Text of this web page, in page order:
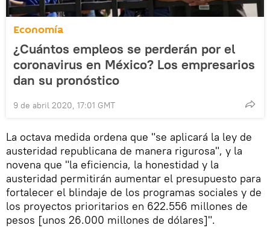
Economía
¿Cuántos empleos se perderán por el
coronavirus en México? Los empresarios
dan su pronóstico
9 de abril 2020, 17:01 GMT
La octava medida ordena que "se aplicará la ley de
austeridad republicana de manera rigurosa", y la
novena que "la eficiencia, la honestidad y la
austeridad permitirán aumentar el presupuesto para
fortalecer el blindaje de los programas sociales y de
los proyectos prioritarios en 622.556 millones de
pesos [unos 26.000 millones de dólares]".